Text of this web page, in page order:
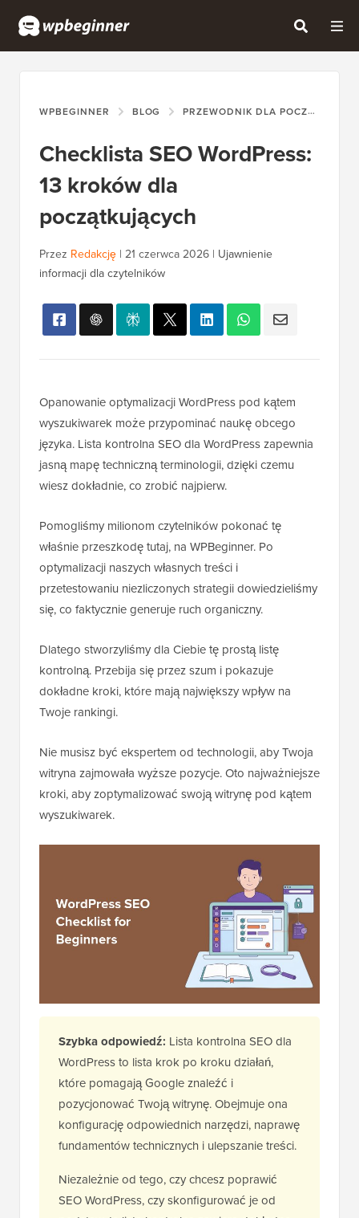
WPBEGINNER BLOG PRZEWODNIK DLA POCZĄTKUJĄCYCH
Checklista SEO WordPress:
13 kroków dla
początkujących
Przez Redakcję | 21 czerwca 2026 | Ujawnienie
informacji dla czytelników
Opanowanie optymalizacji WordPress pod kątem
wyszukiwarek może przypominać naukę obcego
języka. Lista kontrolna SEO dla WordPress zapewnia
jasną mapę techniczną terminologii, dzięki czemu
wiesz dokładnie, co zrobić najpierw.
Pomogliśmy milionom czytelników pokonać tę
właśnie przeszkodę tutaj, na WPBeginner. Po
optymalizacji naszych własnych treści i
przetestowaniu niezliczonych strategii dowiedzieliśmy
się, co faktycznie generuje ruch organiczny.
Dlatego stworzyliśmy dla Ciebie tę prostą listę
kontrolną. Przebija się przez szum i pokazuje
dokładne kroki, które mają największy wpływ na
Twoje rankingi.
Nie musisz być ekspertem od technologii, aby Twoja
witryna zajmowała wyższe pozycje. Oto najważniejsze
kroki, aby zoptymalizować swoją witrynę pod kątem
wyszukiwarek.
Szybka odpowiedź: Lista kontrolna SEO dla
WordPress to lista krok po kroku działań,
które pomagają Google znaleźć i
pozycjonować Twoją witrynę. Obejmuje ona
konfigurację odpowiednich narzędzi, naprawę
fundamentów technicznych i ulepszanie treści.
Niezależnie od tego, czy chcesz poprawić
SEO WordPress, czy skonfigurować je od